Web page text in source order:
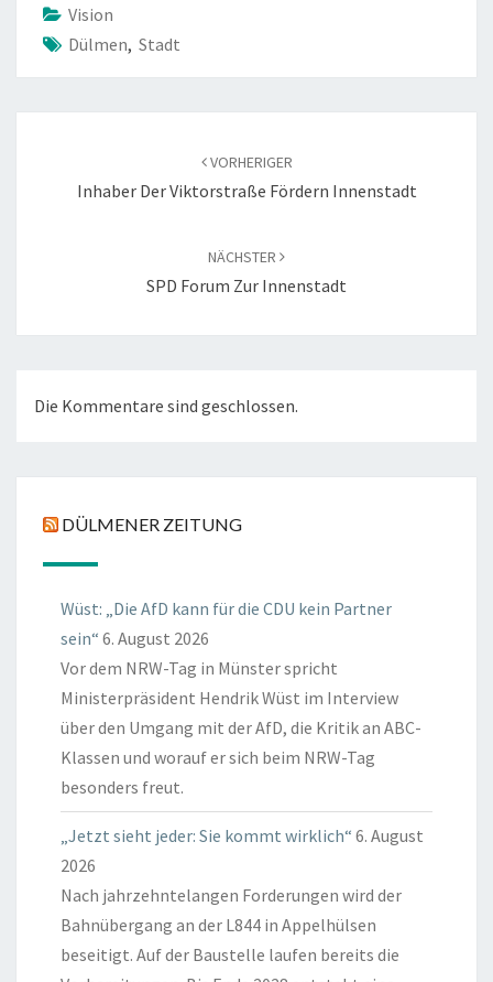
Vision
Dülmen, Stadt
VORHERIGER
Inhaber Der Viktorstraße Fördern Innenstadt
NÄCHSTER
SPD Forum Zur Innenstadt
Die Kommentare sind geschlossen.
DÜLMENER ZEITUNG
Wüst: „Die AfD kann für die CDU kein Partner
sein“ 6. August 2026
Vor dem NRW-Tag in Münster spricht
Ministerpräsident Hendrik Wüst im Interview
über den Umgang mit der AfD, die Kritik an ABC-
Klassen und worauf er sich beim NRW-Tag
besonders freut.
„Jetzt sieht jeder: Sie kommt wirklich“ 6. August
2026
Nach jahrzehntelangen Forderungen wird der
Bahnübergang an der L844 in Appelhülsen
beseitigt. Auf der Baustelle laufen bereits die